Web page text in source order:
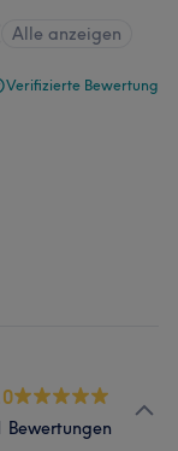
Alle anzeigen
Verifizierte Bewertung
Bewertungen